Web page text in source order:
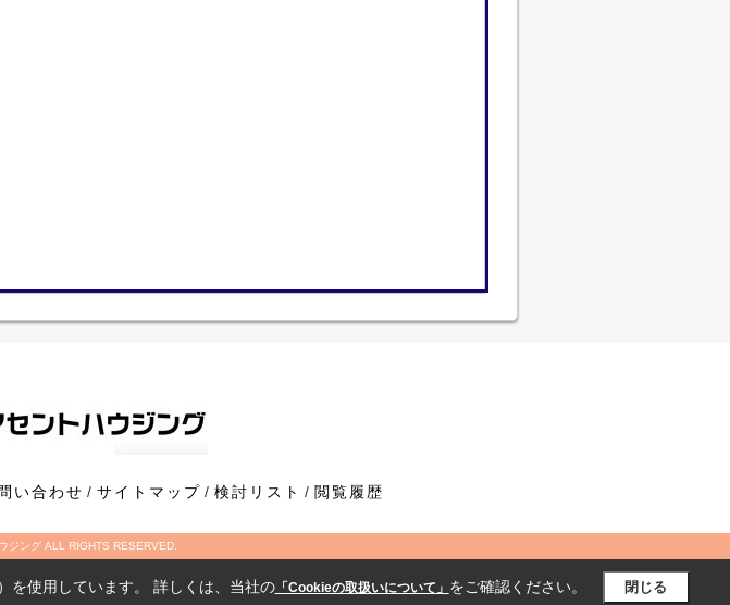
い合わせ サイトマップ 検討リスト 閲覧履歴
ジング ALL RIGHTS RESERVED.
を使用しています。 詳しくは、当社の「Cookieの取扱いについて」 をご確認ください。 閉じる